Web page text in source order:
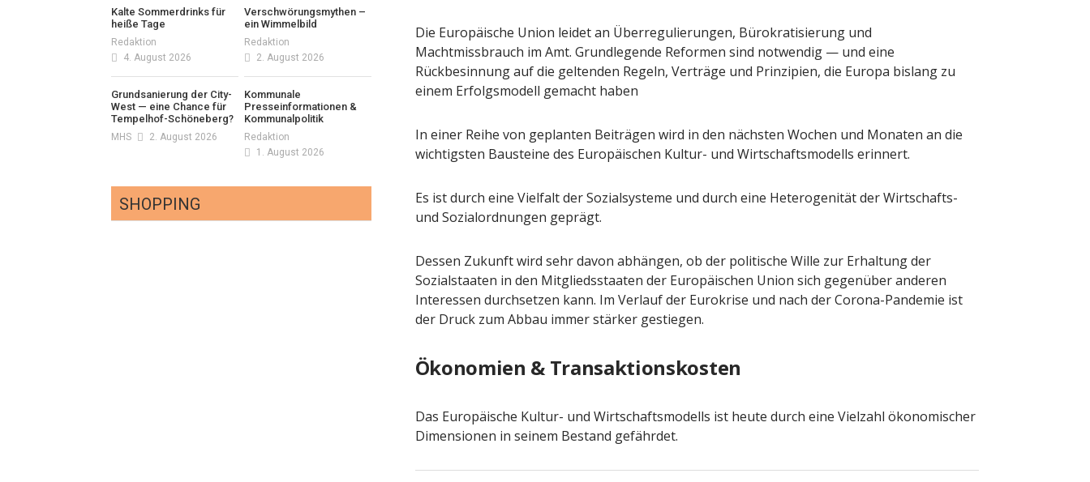
Die Europäische Union leidet an Überregulierungen, Bürokratisierung und
Machtmissbrauch im Amt. Grundlegende Reformen sind notwendig — und eine
Rückbesinnung auf die geltenden Regeln, Verträge und Prinzipien, die Europa bislang zu
einem Erfolgsmodell gemacht haben
In einer Reihe von geplanten Beiträgen wird in den nächsten Wochen und Monaten an die
wichtigsten Bausteine des Europäischen Kultur- und Wirtschaftsmodells erinnert.
Es ist durch eine Vielfalt der Sozialsysteme und durch eine Heterogenität der Wirtschafts-
und Sozialordnungen geprägt.
Dessen Zukunft wird sehr davon abhängen, ob der politische Wille zur Erhaltung der
Sozialstaaten in den Mitgliedsstaaten der Europäischen Union sich gegenüber anderen
Interessen durchsetzen kann. Im Verlauf der Eurokrise und nach der Corona-Pandemie ist
der Druck zum Abbau immer stärker gestiegen.
Ökonomien & Transaktionskosten
Das Europäische Kultur- und Wirtschaftsmodells ist heute durch eine Vielzahl ökonomischer
Dimensionen in seinem Bestand gefährdet.
Kalte Sommerdrinks für
heiße Tage
Redaktion
4. August 2026
Verschwörungsmythen –
ein Wimmelbild
Redaktion
2. August 2026
Grundsanierung der City-
West — eine Chance für
Tempelhof-Schöneberg?
MHS 2. August 2026
Kommunale
Presseinformationen &
Kommunalpolitik
Redaktion
1. August 2026
SHOPPING